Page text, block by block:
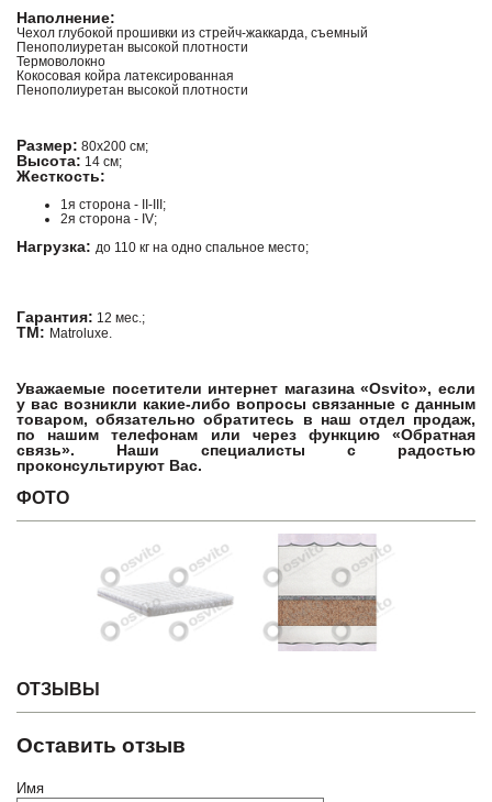
Наполнение:
Чехол глубокой прошивки из стрейч-жаккарда, съемный
Пенополиуретан высокой плотности
Термоволокно
Кокосовая койра латексированная
Пенополиуретан высокой плотности
Размер: 80х200 см;
Высота: 14 см;
Жесткость:
1я сторона - II-III;
2я сторона - IV;
Нагрузка: до 110 кг на одно спальное место;
Гарантия: 12 мес.;
ТМ: Matroluxe.
Уважаемые посетители интернет магазина «Osvito», если
у вас возникли какие-либо вопросы связанные с данным
товаром, обязательно обратитесь в наш отдел продаж,
по нашим телефонам или через функцию «Обратная
связь». Наши специалисты с радостью
проконсультируют Вас.
ФОТО
ОТЗЫВЫ
Оставить отзыв
Имя